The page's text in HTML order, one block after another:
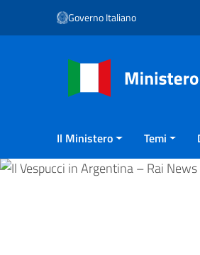
Vai ai contenuti
Vai al menu di navigazione
Governo Italiano
Il Ministero Temi